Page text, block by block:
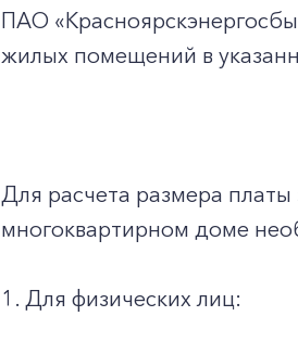
ПАО
жилых помещений в
Для расчета размера
многоквартирном доме
1. Для физических лиц: